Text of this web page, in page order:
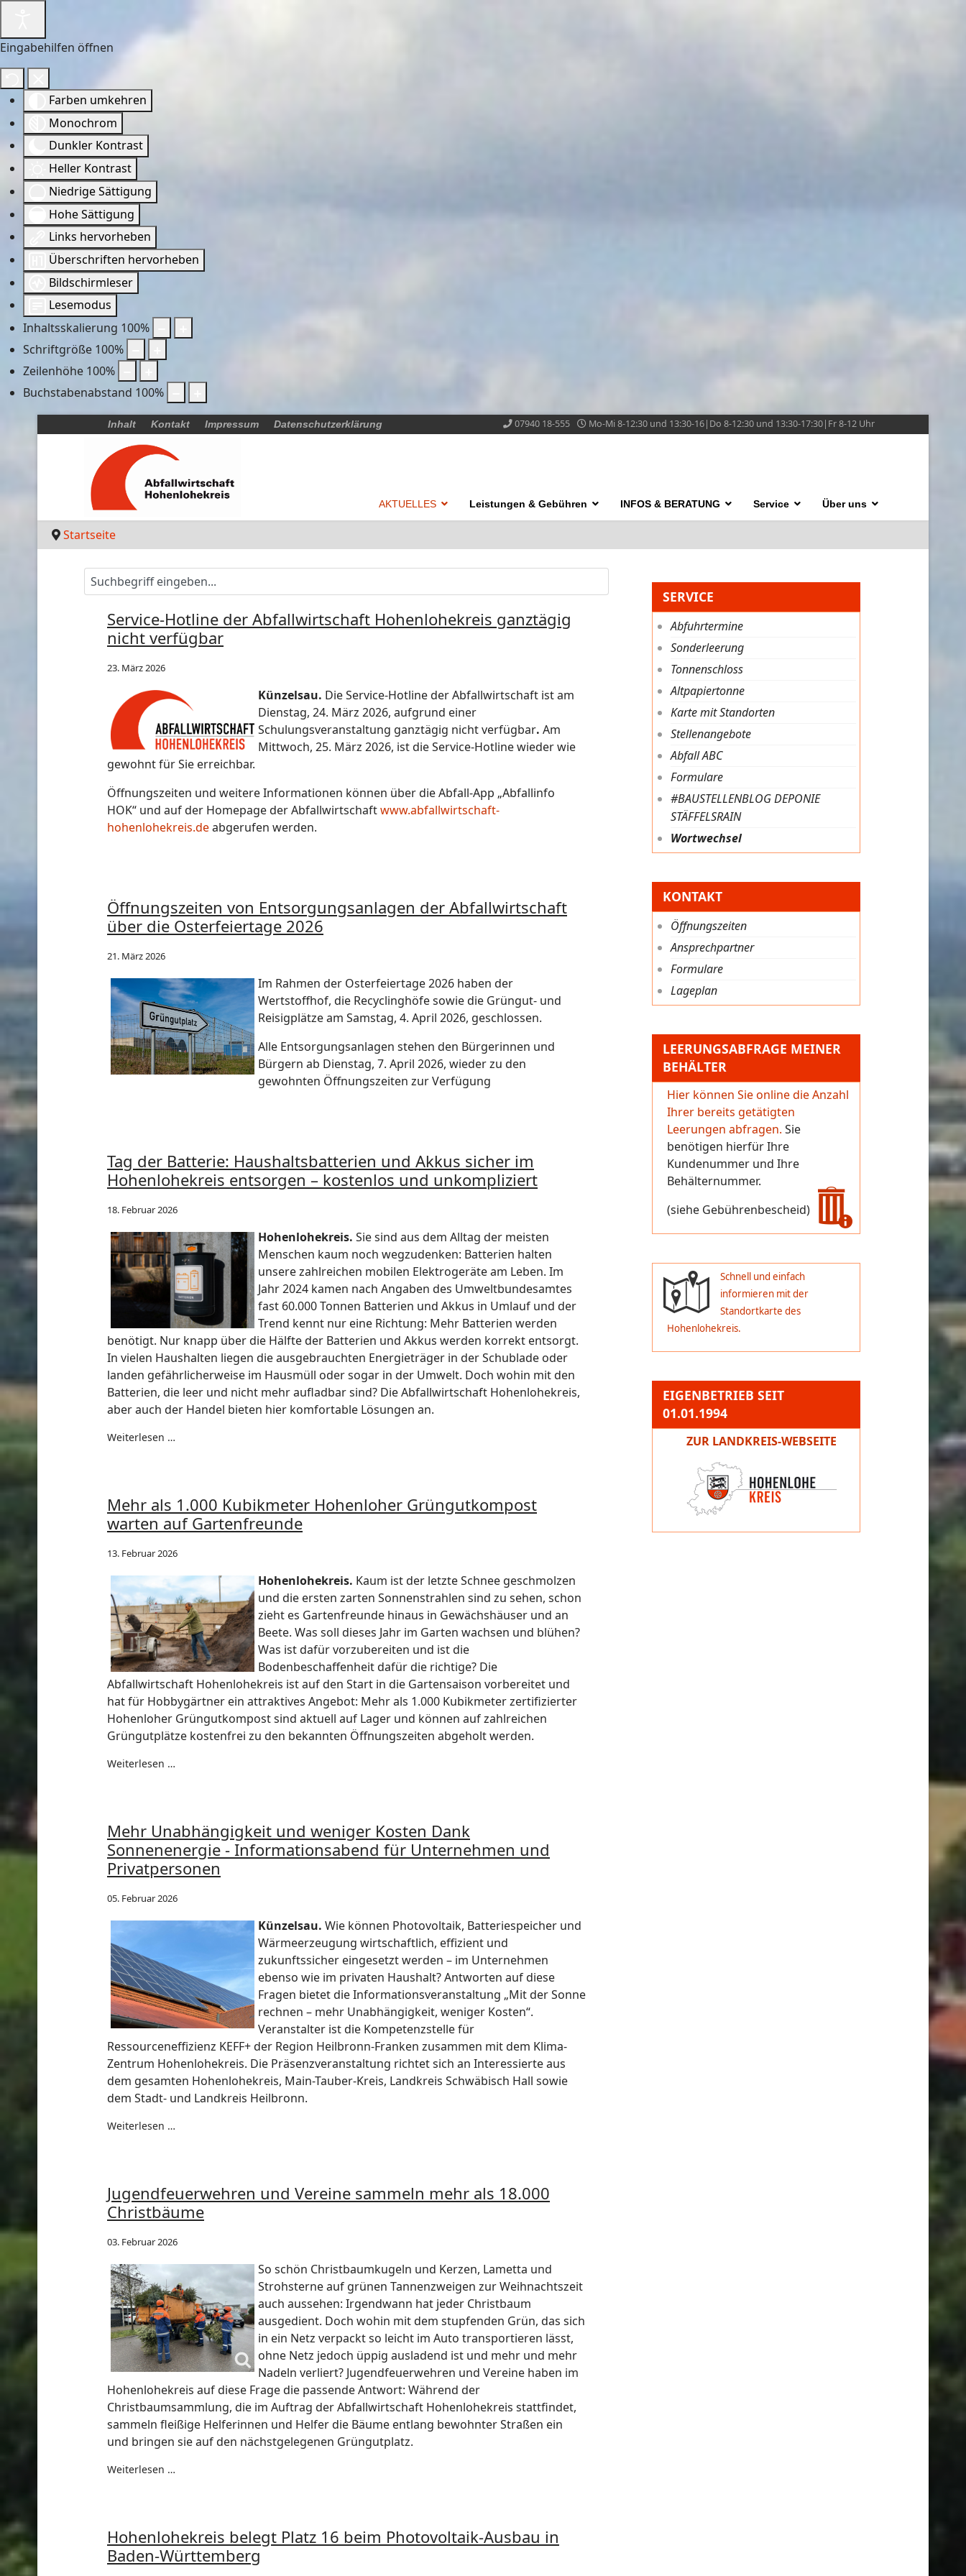
Eingabehilfen öffnen
Farben umkehren
Monochrom
Dunkler Kontrast
Heller Kontrast
Niedrige Sättigung
Hohe Sättigung
Links hervorheben
Überschriften hervorheben
Bildschirmleser
Lesemodus
Inhaltsskalierung 100%
Schriftgröße 100%
Zeilenhöhe 100%
Buchstabenabstand 100%
Inhalt Kontakt Impressum Datenschutzerklärung 07940 18-555 Mo-Mi 8-12:30 und 13:30-16|Do 8-12:30 und 13:30-17:30|Fr 8-12 Uhr
AKTUELLES Leistungen & Gebühren INFOS & BERATUNG Service Über uns
Startseite
Service-Hotline der Abfallwirtschaft Hohenlohekreis ganztägig
nicht verfügbar
23. März 2026
Künzelsau. Die Service-Hotline der Abfallwirtschaft ist am
Dienstag, 24. März 2026, aufgrund einer
Schulungsveranstaltung ganztägig nicht verfügbar. Am
Mittwoch, 25. März 2026, ist die Service-Hotline wieder wie
gewohnt für Sie erreichbar.
Öffnungszeiten und weitere Informationen können über die Abfall-App „Abfallinfo
HOK“ und auf der Homepage der Abfallwirtschaftwww.abfallwirtschaft-
hohenlohekreis.deabgerufen werden.
Öffnungszeiten von Entsorgungsanlagen der Abfallwirtschaft
über die Osterfeiertage 2026
21. März 2026
Im Rahmen der Osterfeiertage 2026 haben der
Wertstoffhof, die Recyclinghöfe sowie die Grüngut- und
Reisigplätze am Samstag, 4. April 2026, geschlossen.
Alle Entsorgungsanlagen stehen den Bürgerinnen und
Bürgern ab Dienstag, 7. April 2026, wieder zu den
gewohnten Öffnungszeiten zur Verfügung
Tag der Batterie: Haushaltsbatterien und Akkus sicher im
Hohenlohekreis entsorgen – kostenlos und unkompliziert
18. Februar 2026
Hohenlohekreis. Sie sind aus dem Alltag der meisten
Menschen kaum noch wegzudenken: Batterien halten
unsere zahlreichen mobilen Elektrogeräte am Leben. Im
Jahr 2024 kamen nach Angaben des Umweltbundesamtes
fast 60.000 Tonnen Batterien und Akkus in Umlauf und der
Trend kennt nur eine Richtung: Mehr Batterien werden
benötigt. Nur knapp über die Hälfte der Batterien und Akkus werden korrekt entsorgt.
In vielen Haushalten liegen die ausgebrauchten Energieträger in der Schublade oder
landen gefährlicherweise im Hausmüll oder sogar in der Umwelt. Doch wohin mit den
Batterien, die leer und nicht mehr aufladbar sind? Die Abfallwirtschaft Hohenlohekreis,
aber auch der Handel bieten hier komfortable Lösungen an.
Weiterlesen …
Mehr als 1.000 Kubikmeter Hohenloher Grüngutkompost
warten auf Gartenfreunde
13. Februar 2026
Hohenlohekreis. Kaum ist der letzte Schnee geschmolzen
und die ersten zarten Sonnenstrahlen sind zu sehen, schon
zieht es Gartenfreunde hinaus in Gewächshäuser und an
Beete. Was soll dieses Jahr im Garten wachsen und blühen?
Was ist dafür vorzubereiten und ist die
Bodenbeschaffenheit dafür die richtige? Die
Abfallwirtschaft Hohenlohekreis ist auf den Start in die Gartensaison vorbereitet und
hat für Hobbygärtner ein attraktives Angebot: Mehr als 1.000 Kubikmeter zertifizierter
Hohenloher Grüngutkompost sind aktuell auf Lager und können auf zahlreichen
Grüngutplätze kostenfrei zu den bekannten Öffnungszeiten abgeholt werden.
Weiterlesen …
Mehr Unabhängigkeit und weniger Kosten Dank
Sonnenenergie - Informationsabend für Unternehmen und
Privatpersonen
05. Februar 2026
Künzelsau. Wie können Photovoltaik, Batteriespeicher und
Wärmeerzeugung wirtschaftlich, effizient und
zukunftssicher eingesetzt werden – im Unternehmen
ebenso wie im privaten Haushalt? Antworten auf diese
Fragen bietet die Informationsveranstaltung „Mit der Sonne
rechnen – mehr Unabhängigkeit, weniger Kosten“.
Veranstalter ist die Kompetenzstelle für
Ressourceneffizienz KEFF+ der Region Heilbronn-Franken zusammen mit dem Klima-
Zentrum Hohenlohekreis. Die Präsenzveranstaltung richtet sich an Interessierte aus
dem gesamten Hohenlohekreis, Main-Tauber-Kreis, Landkreis Schwäbisch Hall sowie
dem Stadt- und Landkreis Heilbronn.
Weiterlesen …
Jugendfeuerwehren und Vereine sammeln mehr als 18.000
Christbäume
03. Februar 2026
So schön Christbaumkugeln und Kerzen, Lametta und
Strohsterne auf grünen Tannenzweigen zur Weihnachtszeit
auch aussehen: Irgendwann hat jeder Christbaum
ausgedient. Doch wohin mit dem stupfenden Grün, das sich
in ein Netz verpackt so leicht im Auto transportieren lässt,
ohne Netz jedoch üppig ausladend ist und mehr und mehr
Nadeln verliert? Jugendfeuerwehren und Vereine haben im
Hohenlohekreis auf diese Frage die passende Antwort: Während der
Christbaumsammlung, die im Auftrag der Abfallwirtschaft Hohenlohekreis stattfindet,
sammeln fleißige Helferinnen und Helfer die Bäume entlang bewohnter Straßen ein
und bringen sie auf den nächstgelegenen Grüngutplatz.
Weiterlesen …
Hohenlohekreis belegt Platz 16 beim Photovoltaik-Ausbau in
Baden-Württemberg
SERVICE
Abfuhrtermine
Sonderleerung
Tonnenschloss
Altpapiertonne
Karte mit Standorten
Stellenangebote
Abfall ABC
Formulare
#BAUSTELLENBLOG DEPONIE
STÄFFELSRAIN
Wortwechsel
KONTAKT
Öffnungszeiten
Ansprechpartner
Formulare
Lageplan
LEERUNGSABFRAGE MEINER
BEHÄLTER
Hier können Sie online die Anzahl
Ihrer bereits getätigten
Leerungen abfragen. Sie
benötigen hierfür Ihre
Kundenummer und Ihre
Behälternummer.
(siehe Gebührenbescheid)
Schnell und einfach
informieren mit der
Standortkarte des
Hohenlohekreis.
EIGENBETRIEB SEIT
01.01.1994
ZUR LANDKREIS-WEBSEITE